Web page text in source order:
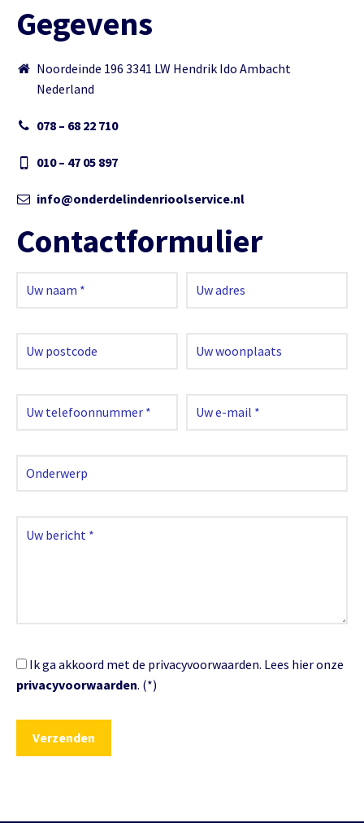
Gegevens
Noordeinde 196 3341 LW Hendrik Ido Ambacht
Nederland
078 – 68 22 710
010 – 47 05 897
info@onderdelindenrioolservice.nl
Contactformulier
Ik ga akkoord met de privacyvoorwaarden. Lees hier onze
privacyvoorwaarden. (*)